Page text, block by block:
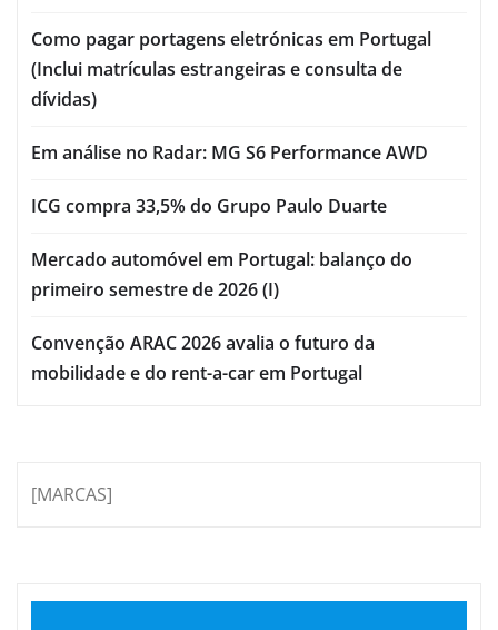
Como pagar portagens eletrónicas em Portugal
(Inclui matrículas estrangeiras e consulta de
dívidas)
Em análise no Radar: MG S6 Performance AWD
ICG compra 33,5% do Grupo Paulo Duarte
Mercado automóvel em Portugal: balanço do
primeiro semestre de 2026 (I)
Convenção ARAC 2026 avalia o futuro da
mobilidade e do rent-a-car em Portugal
[MARCAS]